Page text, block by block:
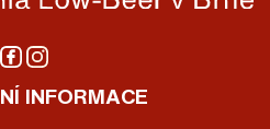
INFORMACE